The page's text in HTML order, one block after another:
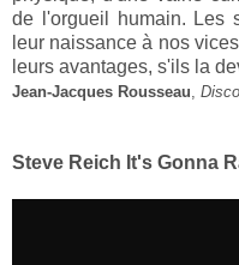
de l'orgueil humain. Les
leur naissance à nos
leurs avantages, s'ils la
Jean-Jacques Rousseau
Steve Reich It's Gonna